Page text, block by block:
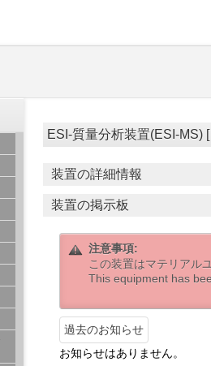
ESI-質量分析装置(ESI-MS)
装置の詳細情報
装置の掲示板
注意事項:
この装置はマテリアル
This equipment has
過去のお知らせ
お知らせはありません。